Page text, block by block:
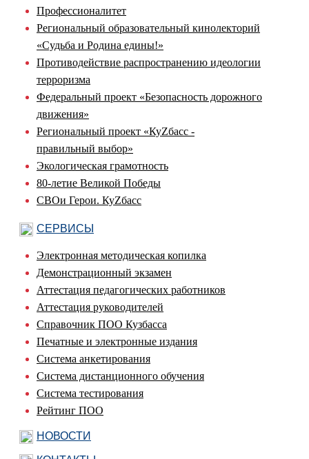
Профессионалитет
Региональный образовательный кинолекторий
«Судьба и Родина едины!»
Противодействие распространению идеологии
терроризма
Федеральный проект «Безопасность дорожного
движения»
Региональный проект «КуZбасс -
правильный выбор»
Экологическая грамотность
80-летие Великой Победы
СВОи Герои. КуZбасс
СЕРВИСЫ
Электронная методическая копилка
Демонстрационный экзамен
Аттестация педагогических работников
Аттестация руководителей
Справочник ПОО Кузбасса
Печатные и электронные издания
Система анкетирования
Система дистанционного обучения
Система тестирования
Рейтинг ПОО
НОВОСТИ